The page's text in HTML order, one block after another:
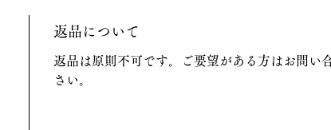
返品について
返品は原則不可です。ご要望がある方はお問い
さい。